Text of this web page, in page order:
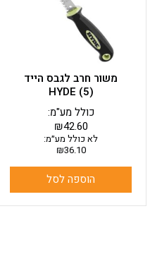
משור חרב לגבס הייד
HYDE (5)
₪42.60
כולל מע"מ:
לא כולל מע״מ:
₪36.10
הוספה לסל